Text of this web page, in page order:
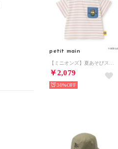
petit main
￥2,079
30%